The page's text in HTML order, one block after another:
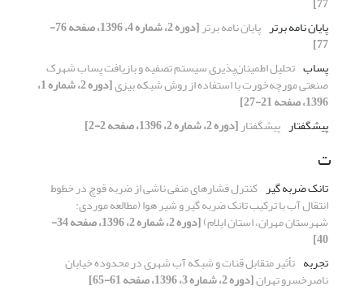
پایان نامه برتر پایان نامه برتر [دوره 2، شماره 4، 1396، صفحه 76-
77]
پساب تحلیل اطمینان‌پذیری سیستم تصفیه و بازیافت پساب شهرک
صنعتی مورچه‌خورت با استفاده از روش شبکه بیزی [دوره 2، شماره 1،
1396، صفحه 21-27]
پیشگفتار پیشگفتار[دوره 2، شماره 2، 1396، صفحه 2-2]
ت
تانک ضربه گیر کنترل فشار‌های منفی ناشی از ضربه قوچ در خطوط
انتقال آب با ترکیب تانک ضربه گیر و شیر هوا (مطالعه موردی:
شهرستان مهران، استان ایلام) [دوره 2، شماره 2، 1396، صفحه 34-
40]
تجربه تأثیر متقابل قنات و شبکه آب شهری در محدوده خیابان
ناصرخسرو تهران[دوره 2، شماره 3، 1396، صفحه 61-65]